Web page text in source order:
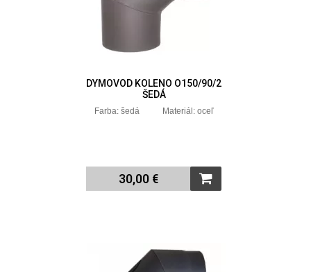
DYMOVOD KOLENO O150/90/2
ŠEDÁ
Farba: šedá Materiál: oceľ
30,00 €